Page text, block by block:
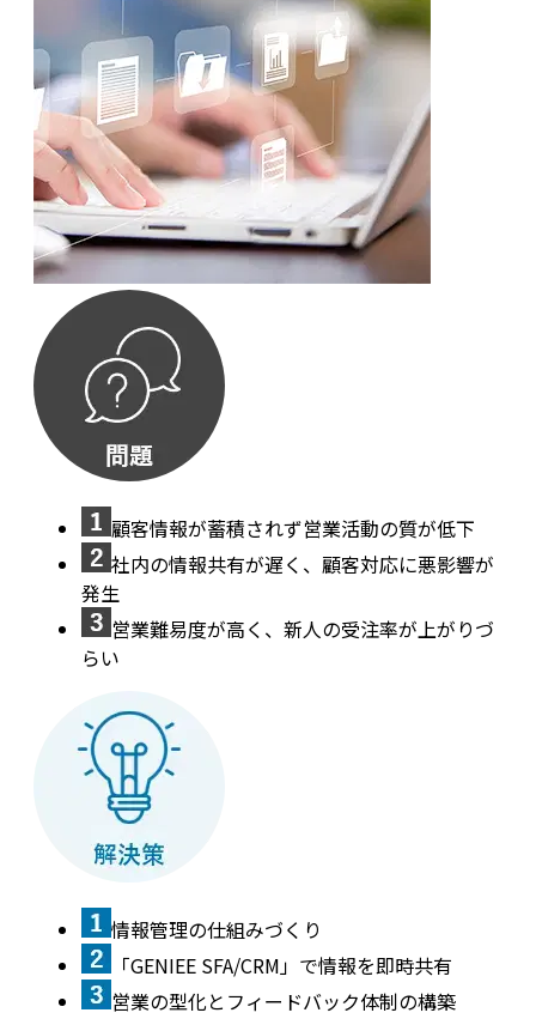
顧客情報が蓄積されず営業活動の質が低下
社内の情報共有が遅く、顧客対応に悪影響が
発生
営業難易度が高く、新人の受注率が上がりづ
らい
情報管理の仕組みづくり
「GENIEE SFA/CRM」で情報を即時共有
営業の型化とフィードバック体制の構築